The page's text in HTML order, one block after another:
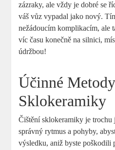
zázraky, ale vždy je dobré se
váš vůz vypadal jako nový.
nežádoucím komplikacím, ale
víc času konečně na silnici,
údržbou!
Účinné
Sklokeramiky
Čištění sklokeramiky je
správný rytmus a pohyby,
výsledku, aniž byste poškodili